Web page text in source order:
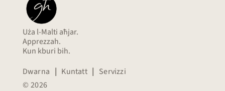
Uża l-Malti aħjar.
Apprezzah.
Kun kburi bih.
Dwarna | Kuntatt | Servizzi
© 2026